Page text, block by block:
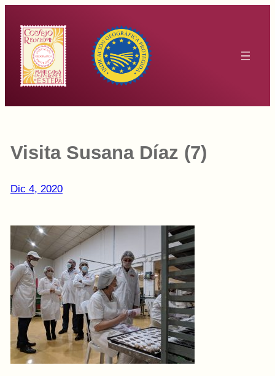
contenido
Visita Susana Díaz (7)
Dic 4, 2020